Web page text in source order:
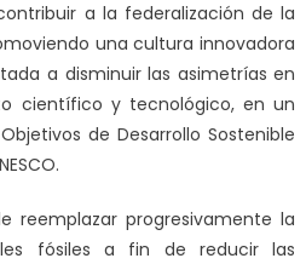
a la federalización de la
una cultura innovadora
a disminuir las asimetrías en
científico y tecnológico, en un
de Desarrollo Sostenible
reemplazar progresivamente la
fósiles a fin de reducir las